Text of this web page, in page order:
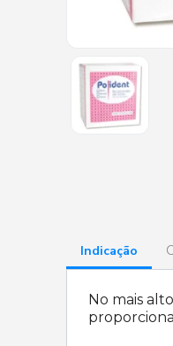
Indicação
No mais